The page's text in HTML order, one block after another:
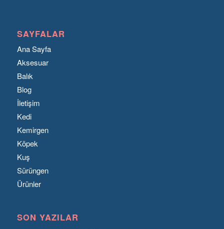
SAYFALAR
Ana Sayfa
Aksesuar
Balık
Blog
İletişim
Kedi
Kemirgen
Köpek
Kuş
Sürüngen
Ürünler
SON YAZILAR